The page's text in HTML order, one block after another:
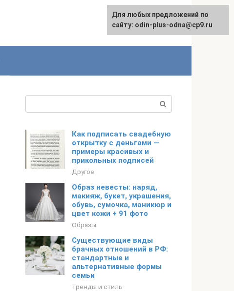
Как подписать свадебную
открытку с деньгами —
примеры красивых и
прикольных подписей
Другое
Образ невесты: наряд,
макияж, букет, украшения,
обувь, сумочка, маникюр и
цвет кожи + 91 фото
Образы
Существующие виды
брачных отношений в РФ:
стандартные и
альтернативные формы
семьи
Тренды и стиль
Для любых предложений по
сайту: odin-plus-odna@cp9.ru